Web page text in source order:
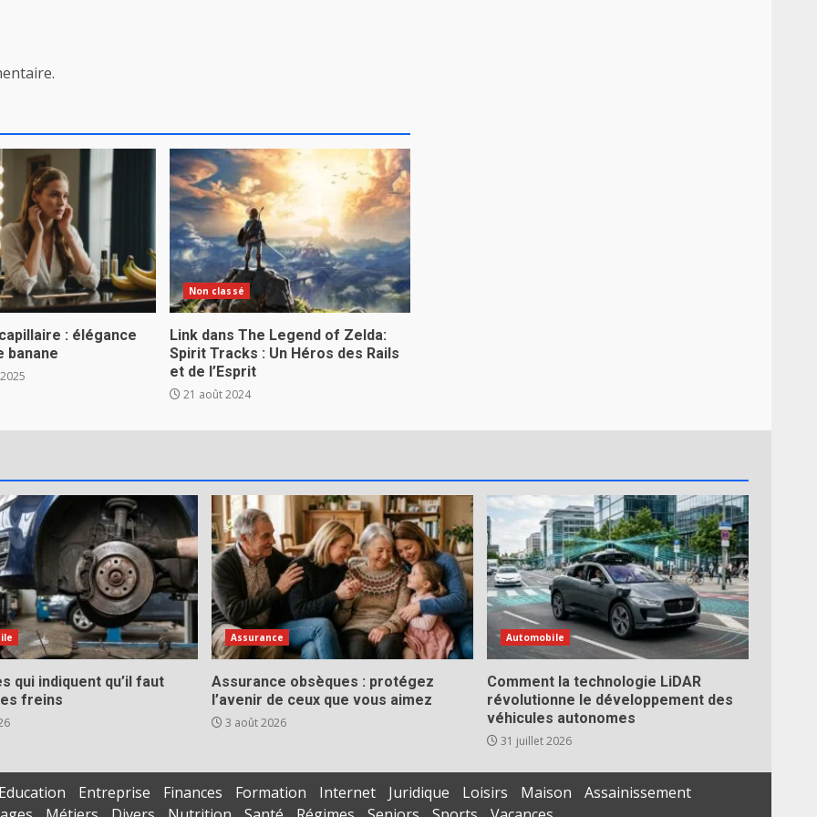
: élégance
banane
Non classé
Link dans The Legend of Zelda:
Spirit Tracks : Un Héros des Rails
et de l’Esprit
21 août 2024
qui indiquent qu’il faut
freins
Assurance
Assurance obsèques : protégez
l’avenir de ceux que vous aimez
3 août 2026
Automobile
Comment la technologie LiDAR
révolutionne le développement des
véhicules autonomes
31 juillet 2026
Entreprise Finances Formation Internet Juridique Loisirs Maison
Assainissement